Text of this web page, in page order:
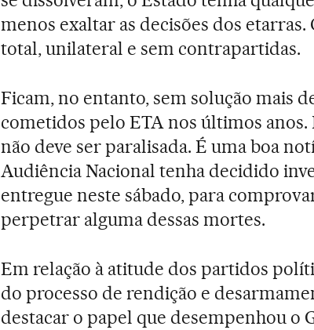
menos exaltar as decisões dos
total, unilateral e sem contrapartidas.
Ficam, no entanto, sem solução mais
cometidos pelo ETA nos últimos anos.
não deve ser paralisada. É uma boa
Audiência Nacional tenha decidido
entregue neste sábado, para
perpetrar alguma dessas mortes.
Em relação à atitude dos partidos
do processo de rendição e
destacar o papel que desempenhou o